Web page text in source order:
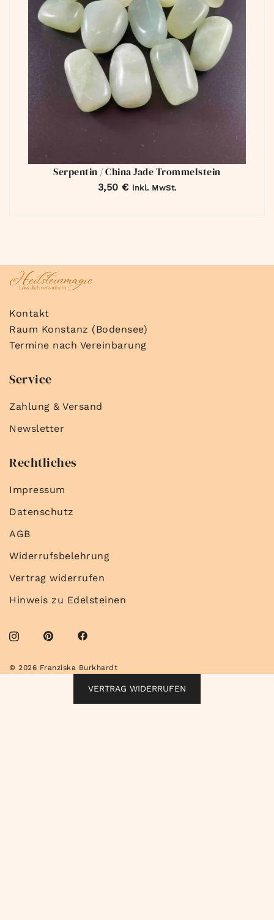
Serpentin / China Jade Trommelstein
3,50 € inkl. MwSt.
Kontakt
Raum Konstanz (Bodensee)
Termine nach Vereinbarung
Service
Zahlung & Versand
Newsletter
Rechtliches
Impressum
Datenschutz
AGB
Widerrufsbelehrung
Vertrag widerrufen
Hinweis zu Edelsteinen
© 2026 Franziska Burkhardt
VERTRAG WIDERRUFEN